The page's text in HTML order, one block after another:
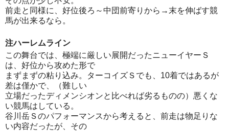
前走と同様に、好位後ろ～中団前寄りから→末を伸ばす競
馬が出来るなら。
注ハーレムライン
この舞台では、極端に厳しい展開だったニューイヤーＳ
は、好位から攻めた形で
まずまずの粘り込み。ターコイズＳでも、10着ではあるが
差は僅かで、（難しい
立場だったディメンシオンと比べれば劣るものの）悪くな
い競馬はしている。
谷川岳Ｓのパフォーマンスから考えると、前走は物足りな
い内容だったが、その